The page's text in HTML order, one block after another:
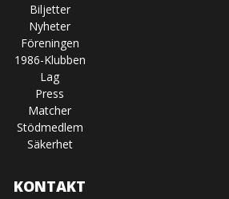
Biljetter
Nyheter
Föreningen
1986-Klubben
Lag
Press
Matcher
Stödmedlem
Säkerhet
KONTAKT